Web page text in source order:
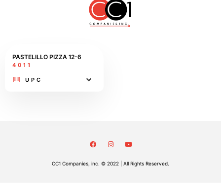
PASTELILLO PIZZA 12-6
4011
UPC
CC1 Companies, inc. © 2022 | All Rights Reserved.